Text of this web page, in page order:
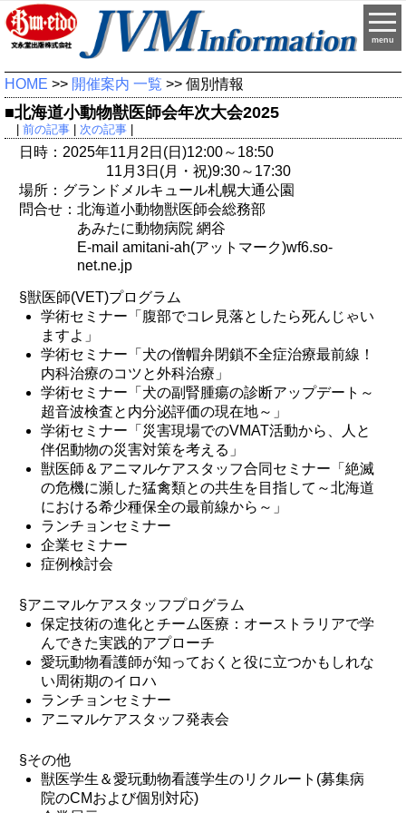
menu
HOME >> 開催案内 一覧 >> 個別情報
■北海道小動物獣医師会年次大会2025
| 前の記事| 次の記事|
日時：2025年11月2日(日)12:00～18:50
11月3日(月・祝)9:30～17:30
場所：グランドメルキュール札幌大通公園
問合せ：北海道小動物獣医師会総務部
あみたに動物病院 網谷
E-mail amitani-ah(アットマーク)wf6.so-
net.ne.jp
§獣医師(VET)プログラム
学術セミナー「腹部でコレ見落としたら死んじゃい
ますよ」
学術セミナー「犬の僧帽弁閉鎖不全症治療最前線！
内科治療のコツと外科治療」
学術セミナー「犬の副腎腫瘍の診断アップデート～
超音波検査と内分泌評価の現在地～」
学術セミナー「災害現場でのVMAT活動から、人と
伴侶動物の災害対策を考える」
獣医師＆アニマルケアスタッフ合同セミナー「絶滅
の危機に瀕した猛禽類との共生を目指して～北海道
における希少種保全の最前線から～」
ランチョンセミナー
企業セミナー
症例検討会
§アニマルケアスタッフプログラム
保定技術の進化とチーム医療：オーストラリアで学
んできた実践的アプローチ
愛玩動物看護師が知っておくと役に立つかもしれな
い周術期のイロハ
ランチョンセミナー
アニマルケアスタッフ発表会
§その他
獣医学生＆愛玩動物看護学生のリクルート(募集病
院のCMおよび個別対応)